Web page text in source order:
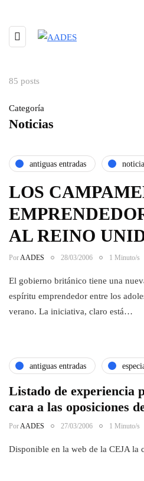
85 posts
Categoría
Noticias
antiguas entradas
LOS
AL REINO
PorAADES 28/03/2006 1 Minuto/s
El gobierno británico tiene una
espíritu emprendedor entre los
verano. La iniciativa, claro está…
antiguas entradas
Listado de experiencia
cara a las oposiciones
PorAADES 27/03/2006 1 Minuto/s
Disponible en la web de la CEJA la